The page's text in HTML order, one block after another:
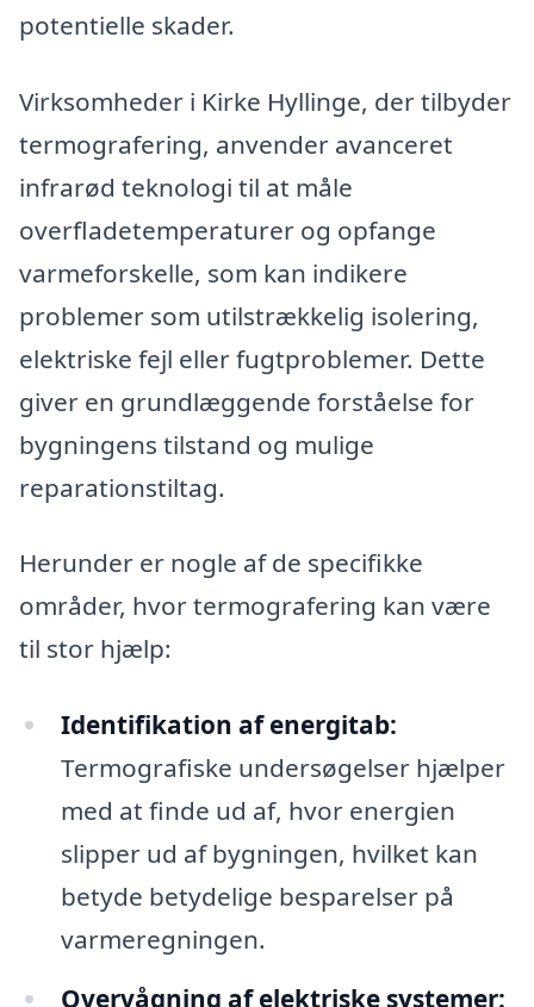
potentielle skader.
Virksomheder i Kirke Hyllinge, der tilbyder
termografering, anvender avanceret
infrarød teknologi til at måle
overfladetemperaturer og opfange
varmeforskelle, som kan indikere
problemer som utilstrækkelig isolering,
elektriske fejl eller fugtproblemer. Dette
giver en grundlæggende forståelse for
bygningens tilstand og mulige
reparationstiltag.
Herunder er nogle af de specifikke
områder, hvor termografering kan være
til stor hjælp:
Identifikation af energitab:
Termografiske undersøgelser hjælper
med at finde ud af, hvor energien
slipper ud af bygningen, hvilket kan
betyde betydelige besparelser på
varmeregningen.
Overvågning af elektriske systemer: